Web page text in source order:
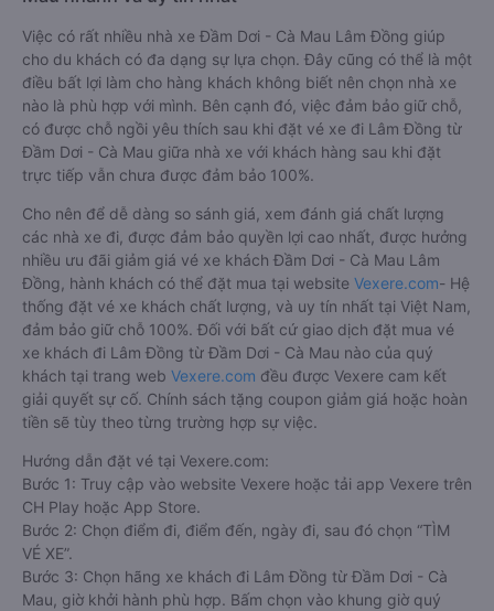
Việc có rất nhiều nhà xe Đầm Dơi - Cà Mau Lâm Đồng giúp
cho du khách có đa dạng sự lựa chọn. Đây cũng có thể là một
điều bất lợi làm cho hàng khách không biết nên chọn nhà xe
nào là phù hợp với mình. Bên cạnh đó, việc đảm bảo giữ chỗ,
có được chỗ ngồi yêu thích sau khi đặt vé xe đi Lâm Đồng từ
Đầm Dơi - Cà Mau giữa nhà xe với khách hàng sau khi đặt
trực tiếp vẫn chưa được đảm bảo 100%.
Cho nên để dễ dàng so sánh giá, xem đánh giá chất lượng
các nhà xe đi, được đảm bảo quyền lợi cao nhất, được hưởng
nhiều ưu đãi giảm giá vé xe khách Đầm Dơi - Cà Mau Lâm
Đồng, hành khách có thể đặt mua tại website Vexere.com- Hệ
thống đặt vé xe khách chất lượng, và uy tín nhất tại Việt Nam,
đảm bảo giữ chỗ 100%. Đối với bất cứ giao dịch đặt mua vé
xe khách đi Lâm Đồng từ Đầm Dơi - Cà Mau nào của quý
khách tại trang web Vexere.com đều được Vexere cam kết
giải quyết sự cố. Chính sách tặng coupon giảm giá hoặc hoàn
tiền sẽ tùy theo từng trường hợp sự việc.
Hướng dẫn đặt vé tại Vexere.com:
Bước 1: Truy cập vào website Vexere hoặc tải app Vexere trên
CH Play hoặc App Store.
Bước 2: Chọn điểm đi, điểm đến, ngày đi, sau đó chọn “TÌM
VÉ XE”.
Bước 3: Chọn hãng xe khách đi Lâm Đồng từ Đầm Dơi - Cà
Mau, giờ khởi hành phù hợp. Bấm chọn vào khung giờ quý